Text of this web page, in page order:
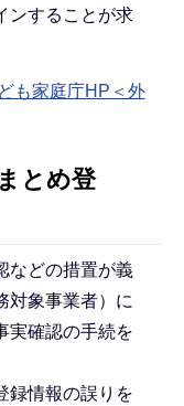
ンすることが求
も家庭庁HP＜外
とめ登
などの措置が義
対象事業者）に
実確認の手続を
録情報の誤りを